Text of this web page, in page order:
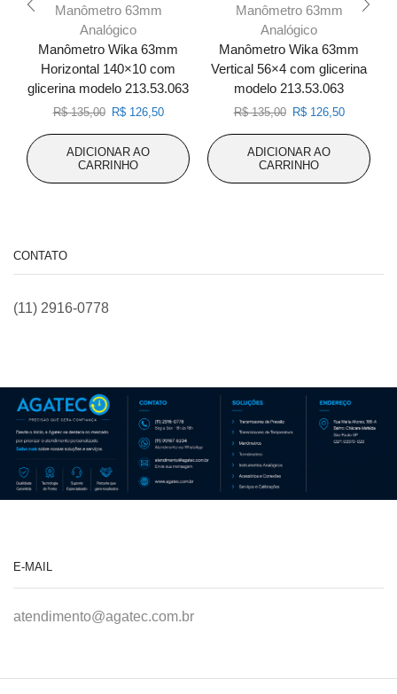
Manômetro 63mm
Analógico
Manômetro Wika 63mm
Horizontal 140×10 com
glicerina modelo 213.53.063
R$135,00 O
original
era:
R$126,50O
atual
R$ 126,50.
ADICIONAR AO
CARRINHO
Manômetro 63mm
Analógico
Manômetro Wika 63mm
Vertical 56×4 com glicerina
modelo 213.53.063
R$135,00 O
original
era:
R$126,50O
atual
R$
ADICIONAR AO
CARRINHO
CONTATO
(11) 2916-0778
E-MAIL
atendimento@agatec.com.br